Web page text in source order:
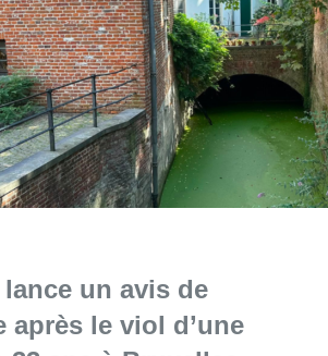
un avis de
après le viol d’une